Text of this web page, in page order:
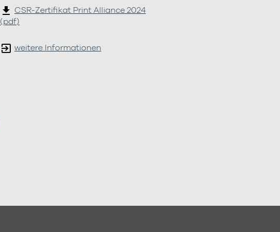
file_download
CSR-Zertifikat Print Alliance 2024
(pdf)
exit_to_app weitere Informationen